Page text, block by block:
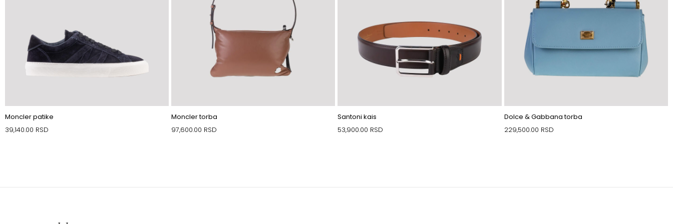
Moncler patike
39,140.00 RSD
Moncler torba
97,600.00 RSD
Santoni kais
53,900.00 RSD
Dolce & Gabbana torba
229,500.00 RSD